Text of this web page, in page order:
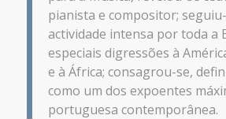
pianista e compositor;
actividade intensa por toda a
especiais digressões à
e à África; consagrou-se,
como um dos expoentes
portuguesa contemporânea.